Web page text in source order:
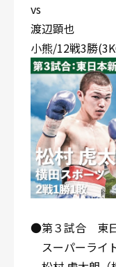
vs
渡辺顕也
小熊/12戦3勝
●第３試合 東
スーパーライ